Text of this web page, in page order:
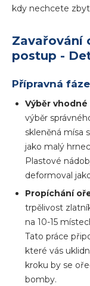
kdy nechcete
Zavařování
postup -
Přípravná
Výběr
výběr
skleněná mísa
jako malý
Plastové
deformoval
Propíchání
trpělivost
na 10-15
Tato práce
které vás
kroku by se
bomby.